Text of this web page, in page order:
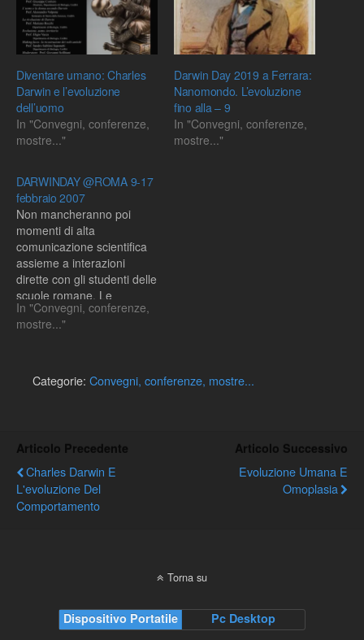
Diventare umano: Charles
Darwin e l’evoluzione
dell’uomo
In "Convegni, conferenze,
mostre..."
Darwin Day 2019 a Ferrara:
Nanomondo. L’evoluzione
fino alla – 9
In "Convegni, conferenze,
mostre..."
DARWINDAY @ROMA 9-17
febbraio 2007
Non mancheranno poi
momenti di alta
comunicazione scientifica
assieme a interazioni
dirette con gli studenti delle
scuole romane. Le
localizzazioni cittadine
sono le più disparate, dal
Astronomico,
dall'Auditorium al Teatro di
Mondragone, fuori
città. Per
Charles…
In "Convegni, conferenze,
mostre..."
Categorie: Convegni, conferenze, mostre...
Articolo Precedente
Charles Darwin E
L'evoluzione Del
Comportamento
Articolo Successivo
Evoluzione Umana E
Omoplasia
Torna su
Dispositivo Portatile Pc Desktop